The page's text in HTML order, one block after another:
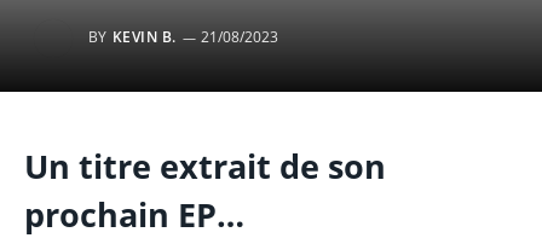
BY KEVIN B. 21/08/2023
Un titre extrait de son
prochain EP…